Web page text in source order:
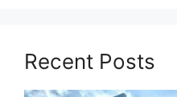
Recent Posts